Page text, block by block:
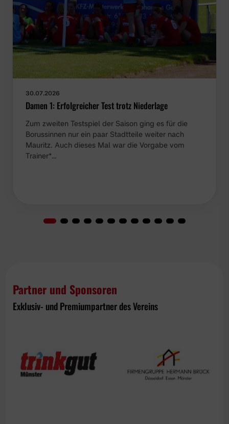
30.07.2026
Damen 1: Erfolgreicher Test trotz Niederlage
Zum zweiten Testspiel der Saison ging es für die
Borussinnen nur ein paar Stadtteile weiter nach
Mauritz. Auch dieses Mal war die Vorgabe vom
Trainer*…
Partner und Sponsoren
Exklusiv- und Premiumpartner des Vereins